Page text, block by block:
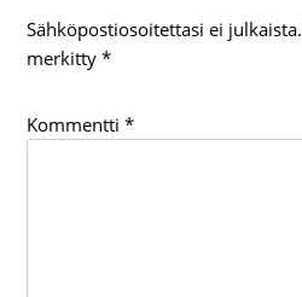
Sähköpostiosoitettasi ei julkaista.
merkitty*
Kommentti*